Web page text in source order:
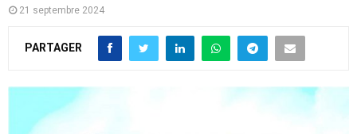
21 septembre 2024
PARTAGER